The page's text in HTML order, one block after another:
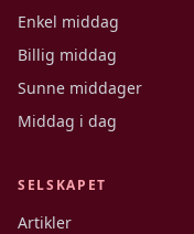
Enkel middag
Billig middag
Sunne middager
Middag i dag
SELSKAPET
Artikler